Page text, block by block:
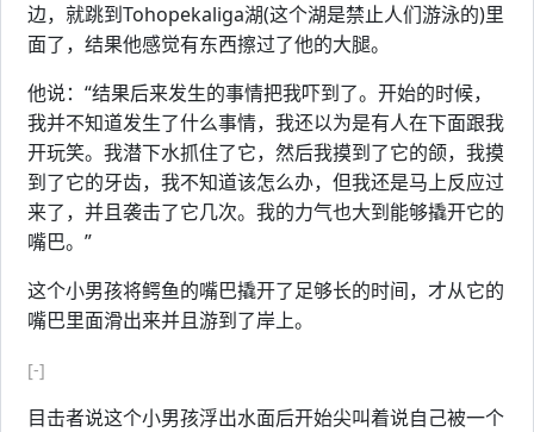
边，就跳到Tohopekaliga湖(这个湖是禁止人们游泳的)里
面了，结果他感觉有东西擦过了他的大腿。
他说：“结果后来发生的事情把我吓到了。开始的时候，
我并不知道发生了什么事情，我还以为是有人在下面跟我
开玩笑。我潜下水抓住了它，然后我摸到了它的颌，我摸
到了它的牙齿，我不知道该怎么办，但我还是马上反应过
来了，并且袭击了它几次。我的力气也大到能够撬开它的
嘴巴。”
这个小男孩将鳄鱼的嘴巴撬开了足够长的时间，才从它的
嘴巴里面滑出来并且游到了岸上。
[-]
目击者说这个小男孩浮出水面后开始尖叫着说自己被一个